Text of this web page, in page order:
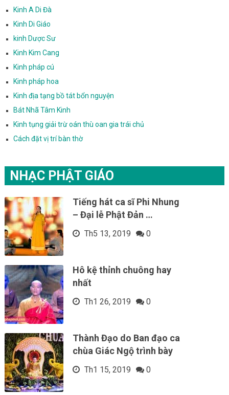
Kinh A Di Đà
Kinh Di Giáo
kinh Dược Sư
Kinh Kim Cang
Kinh pháp cú
Kinh pháp hoa
Kinh địa tạng bồ tát bổn nguyện
Bát Nhã Tâm Kinh
Kinh tụng giải trừ oán thù oan gia trái chủ
Cách đặt vị trí bàn thờ
NHẠC PHẬT GIÁO
Tiếng hát ca sĩ Phi Nhung
– Đại lễ Phật Đản …
Th5 13, 2019 0
Hô kệ thỉnh chuông hay
nhất
Th1 26, 2019 0
Thành Đạo do Ban đạo ca
chùa Giác Ngộ trình bày
Th1 15, 2019 0